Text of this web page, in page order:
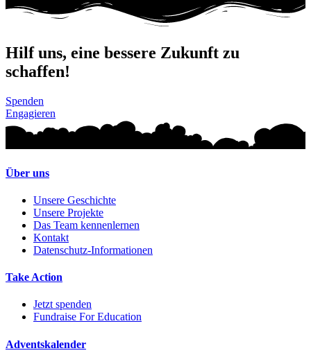
Hilf uns, eine bessere Zukunft zu
schaffen!
Spenden
Engagieren
Über uns
Unsere Geschichte
Unsere Projekte
Das Team kennenlernen
Kontakt
Datenschutz-Informationen
Take Action
Jetzt spenden
Fundraise For Education
Adventskalender